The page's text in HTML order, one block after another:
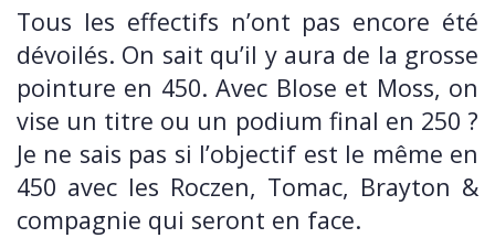
Tous les effectifs n’ont pas encore été
dévoilés. On sait qu’il y aura de la grosse
pointure en 450. Avec Blose et Moss, on
vise un titre ou un podium final en 250 ?
Je ne sais pas si l’objectif est le même en
450 avec les Roczen, Tomac, Brayton &
compagnie qui seront en face.